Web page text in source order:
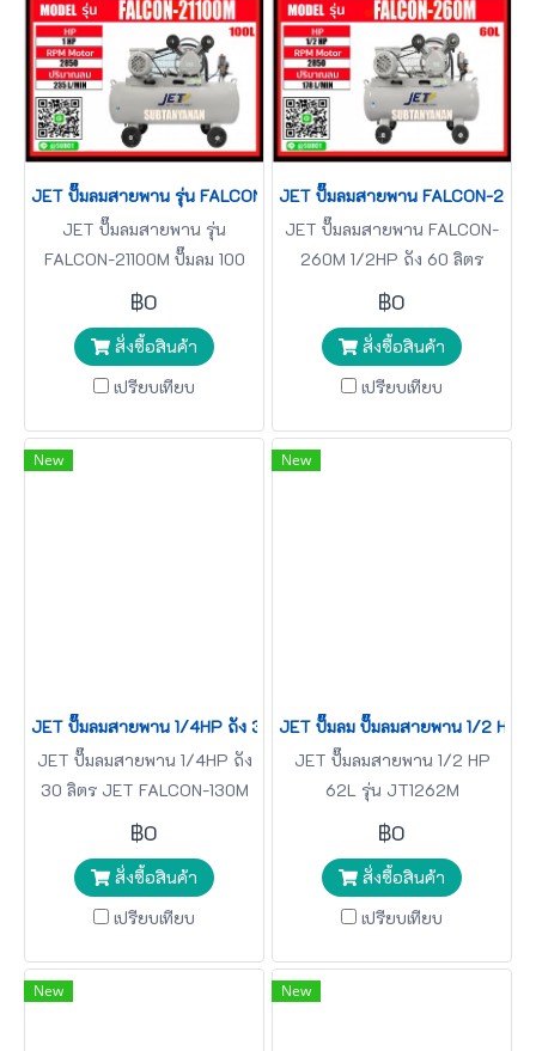
JET ปั๊มลมสายพาน รุ่น FALCON-21100M ปั๊มลม 100 ลิตร เต็ม ปั๊มล
JET ปั๊มลมสายพาน รุ่น
FALCON-21100M ปั๊มลม 100
ลิตร
฿0
สั่งซื้อสินค้า
เปรียบเทียบ
JET ปั๊มลมสายพาน FALCON-
JET ปั๊มลมสายพาน FALCON-
260M 1/2HP ถัง 60 ลิตร
฿0
สั่งซื้อสินค้า
เปรียบเทียบ
New
JET ปั๊มลมสายพาน 1/4HP ถัง 30 ลิตร JET FALCON-130M
JET ปั๊มลมสายพาน 1/4HP ถัง
30 ลิตร JET FALCON-130M
฿0
สั่งซื้อสินค้า
เปรียบเทียบ
New
JET ปั๊มลม ปั๊มลมสายพาน 1/2 HP
JET ปั๊มลมสายพาน 1/2 HP
62L รุ่น JT1262M
฿0
สั่งซื้อสินค้า
เปรียบเทียบ
New New